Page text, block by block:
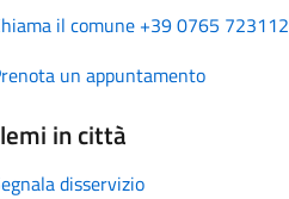
il comune +39 0765 723112
un appuntamento
in città
disservizio